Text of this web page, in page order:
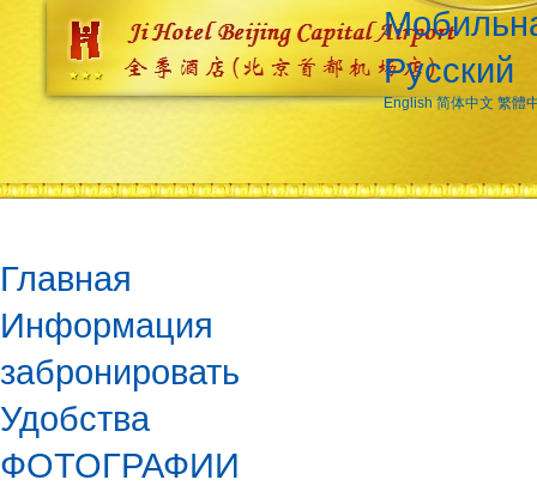
Русский
English 简体中文 繁體
Главная
Информация
забронировать
Удобства
ФОТОГРАФИИ